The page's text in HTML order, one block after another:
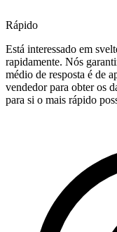
Rápido
Está interessado em
rapidamente. Nós
médio de resposta é de
vendedor para obter os
para si o mais rápido